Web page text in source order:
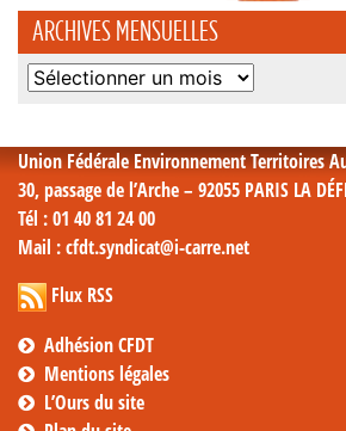
ARCHIVES MENSUELLES
Archives
Union Fédérale Environnement Territoires
30, passage de l’Arche – 92055 PARIS LA
Tél : 01 40 81 24 00
Mail : cfdt.syndicat@i-carre.net
Flux RSS
Adhésion CFDT
Mentions légales
L’Ours du site